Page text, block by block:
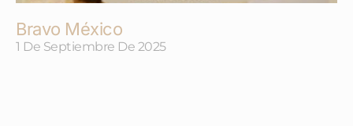
Bravo México
1 De Septiembre De 2025